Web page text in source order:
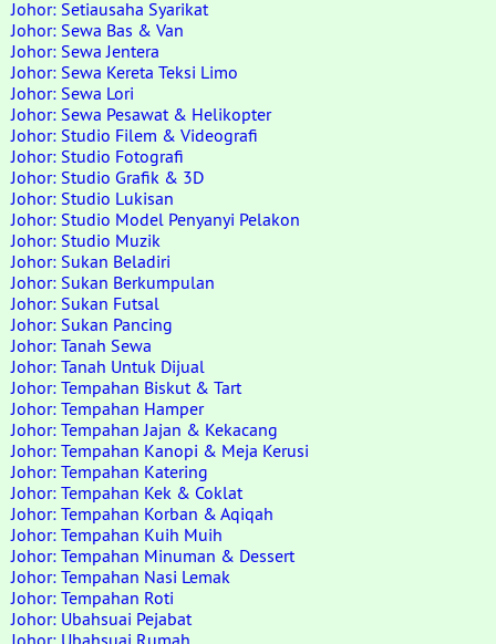
Johor: Setiausaha Syarikat
Johor: Sewa Bas & Van
Johor: Sewa Jentera
Johor: Sewa Kereta Teksi Limo
Johor: Sewa Lori
Johor: Sewa Pesawat & Helikopter
Johor: Studio Filem & Videografi
Johor: Studio Fotografi
Johor: Studio Grafik & 3D
Johor: Studio Lukisan
Johor: Studio Model Penyanyi Pelakon
Johor: Studio Muzik
Johor: Sukan Beladiri
Johor: Sukan Berkumpulan
Johor: Sukan Futsal
Johor: Sukan Pancing
Johor: Tanah Sewa
Johor: Tanah Untuk Dijual
Johor: Tempahan Biskut & Tart
Johor: Tempahan Hamper
Johor: Tempahan Jajan & Kekacang
Johor: Tempahan Kanopi & Meja Kerusi
Johor: Tempahan Katering
Johor: Tempahan Kek & Coklat
Johor: Tempahan Korban & Aqiqah
Johor: Tempahan Kuih Muih
Johor: Tempahan Minuman & Dessert
Johor: Tempahan Nasi Lemak
Johor: Tempahan Roti
Johor: Ubahsuai Pejabat
Johor: Ubahsuai Rumah